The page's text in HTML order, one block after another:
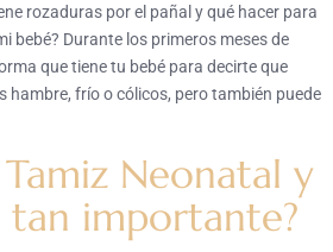
rozaduras por el pañal y qué hacer para
bebé? Durante los primeros meses de
que tiene tu bebé para decirte que
hambre, frío o cólicos, pero también puede
Neonatal y
tan importante?